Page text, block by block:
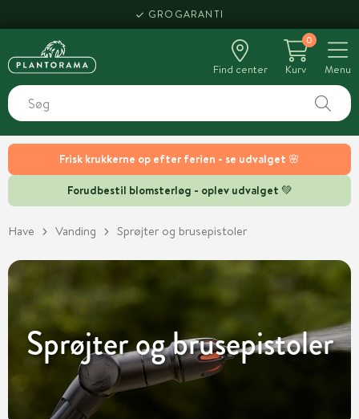
Frisk krukkerne op efter ferien - se udvalget 🌸
Forudbestil blomsterløg - oplev udvalget 💚
GROGARANTI
Find center
0
Kurv
Menu
Have Vanding Sprøjter og brusepistoler
Sprøjter og brusepistoler